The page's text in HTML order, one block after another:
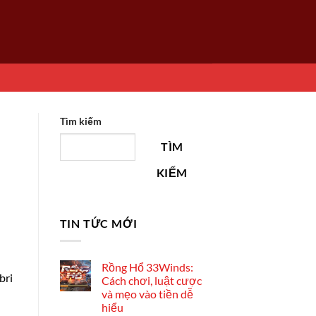
Tìm kiếm
TÌM
KIẾM
TIN TỨC MỚI
Rồng Hổ 33Winds:
Cách chơi, luật cược
và mẹo vào tiền dễ
hiểu